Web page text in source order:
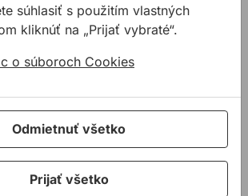
súhlasiť s použitím vlastných
kliknúť na „Prijať vybraté“.
o súboroch Cookies
Odmietnuť všetko
Prijať všetko